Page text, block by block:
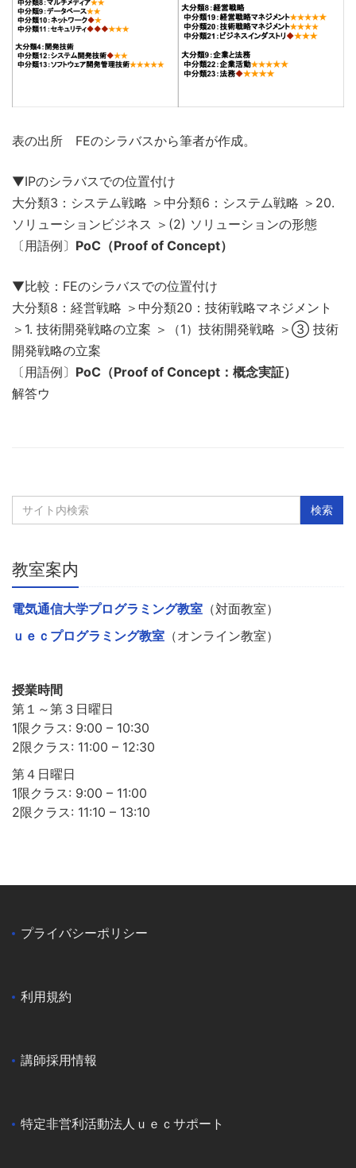
表の出所 FEのシラバスから筆者が作成。
▼IPのシラバスでの位置付け
大分類3：システム戦略 ＞中分類6：システム戦略 ＞20.
ソリューションビジネス ＞(2) ソリューションの形態
〔用語例〕 PoC（Proof of Concept）
▼比較：FEのシラバスでの位置付け
大分類8：経営戦略 ＞中分類20：技術戦略マネジメント
＞1. 技術開発戦略の立案 ＞（1）技術開発戦略 ＞③ 技術
開発戦略の立案
〔用語例〕 PoC（Proof of Concept：概念実証）
解答ウ
教室案内
電気通信大学プログラミング教室 （対面教室）
ｕｅｃプログラミング教室 （オンライン教室）
授業時間
第１～第３日曜日
1限クラス: 9:00 – 10:30
2限クラス: 11:00 – 12:30
第４日曜日
1限クラス: 9:00 – 11:00
2限クラス: 11:10 – 13:10
プライバシーポリシー
利用規約
講師採用情報
特定非営利活動法人ｕｅｃサポート